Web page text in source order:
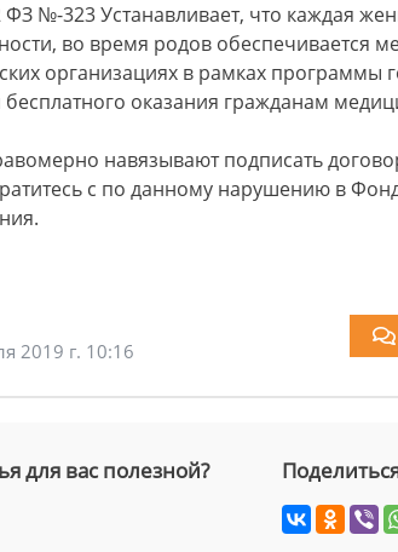
ФЗ №-323 Устанавливает, что каждая
во время родов обеспечивается
организациях в рамках программы
бесплатного оказания гражданам
навязывают подписать
с по данному нарушению в
2019 г. 10:16
для вас полезной?